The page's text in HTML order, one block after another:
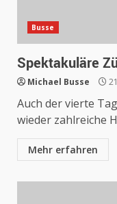
Busse
Spektakuläre
Michael Busse
Auch der vierte
wieder zahlreiche
Mehr erfahren